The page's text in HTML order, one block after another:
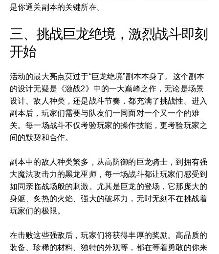
是你通关副本的关键所在。
三、挑战巨龙绝境，激烈战斗即刻
开始
活动的最大亮点莫过于“巨龙绝境”副本本身了。这个副本
的设计无疑是《激战2》中的一大巅峰之作，无论是场景
设计、敌人种类，还是战斗节奏，都充满了挑战性。进入
副本后，玩家们需要与队友们一同面对一个又一个的难
关。每一场战斗不仅考验玩家的操作技能，更考验玩家之
间的默契和合作。
副本中的敌人种类繁多，从高防御的巨龙骑士，到拥有强
大魔法攻击力的黑龙巫师，每一场战斗都让玩家们感受到
如同亲临战场般的刺激。尤其是巨龙的登场，它那庞大的
身躯、炙热的火焰、强大的破坏力，无时无刻不在挑战着
玩家们的极限。
在击败这些强敌后，玩家们将获得丰厚的奖励。高品质的
装备、珍稀的材料、独特的外观等，都在等着勇敢的你来